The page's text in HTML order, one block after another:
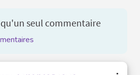
qu'un seul commentaire